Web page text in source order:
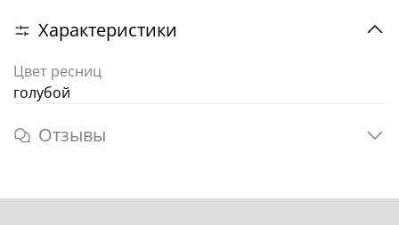
Характеристики
Цвет ресниц
голубой
Отзывы